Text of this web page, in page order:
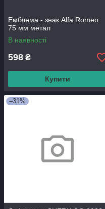
Емблема - знак Alfa Romeo
75 мм метал
В наявності
598 ₴
Купити
–31%